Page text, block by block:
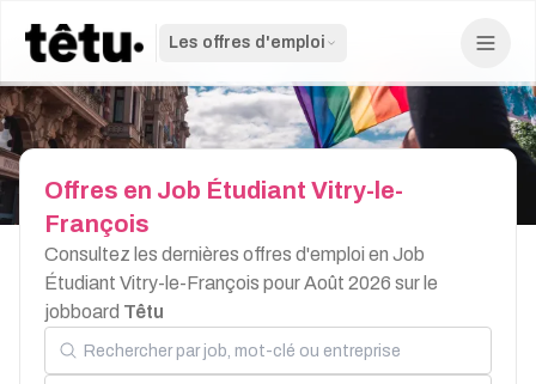
Les offres d'emploi
Offres en Job Étudiant Vitry-le-
François
Consultez les dernières offres d'emploi en Job
Étudiant Vitry-le-François pour Août 2026 sur le
jobboard Têtu
Rechercher par job, mot-clé ou entreprise
Localisation